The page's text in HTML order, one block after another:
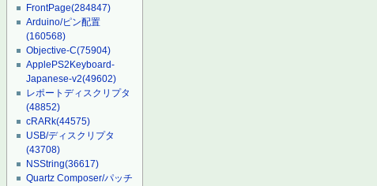
FrontPage(284847)
Arduino/ピン配置
(160568)
Objective-C(75904)
ApplePS2Keyboard-
Japanese-v2(49602)
レポートディスクリプタ
(48852)
cRARk(44575)
USB/ディスクリプタ
(43708)
NSString(36617)
Quartz Composer/パッチ